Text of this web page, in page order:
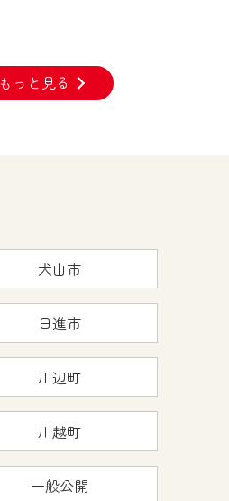
もっと見る
犬山市
日進市
川辺町
川越町
一般公開